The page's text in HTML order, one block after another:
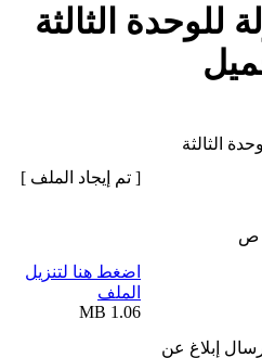
للوحدة الثالثة
الثالثة
إبلاغ عن
[ تم إيجاد الملف ]
اضغط هنا لتنزيل
الملف
1.06 MB